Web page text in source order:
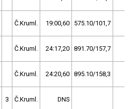
Č.Kruml. 19:00,60 575.10/101,7
Č.Kruml. 24:17,20 891.70/157,7
Č.Kruml. 24:20,60 895.10/158,3
3 Č.Kruml. DNS